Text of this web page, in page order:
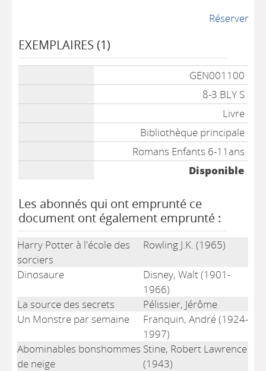
Réserver
EXEMPLAIRES (1)
GEN001100
8-3 BLY S
Livre
Bibliothèque principale
Romans Enfants 6-11ans
Disponible
Les abonnés qui ont emprunté ce
document ont également emprunté :
Harry Potter à l'école des
sorciers
Rowling J.K. (1965)
Dinosaure
Disney, Walt (1901-
1966)
La source des secrets
Pélissier, Jérôme
Un Monstre par semaine
Franquin, André (1924-
1997)
Abominables bonshommes
de neige
Stine, Robert Lawrence
(1943)